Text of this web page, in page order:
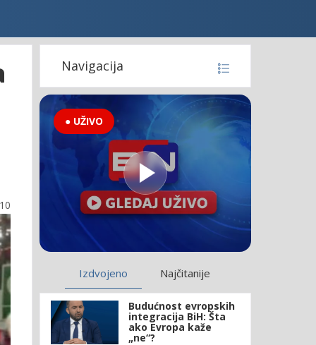
Navigacija
● UŽIVO
Izdvojeno Najčitanije
Budućnost evropskih
integracija BiH: Šta
ako Evropa kaže
„ne“?